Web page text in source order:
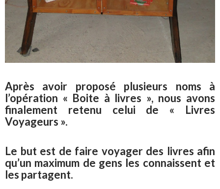
Après avoir proposé plusieurs noms à
l’opération « Boite à livres », nous avons
finalement retenu celui de « Livres
Voyageurs ».
Le but est de faire voyager des livres afin
qu’un maximum de gens les connaissent et
les partagent.